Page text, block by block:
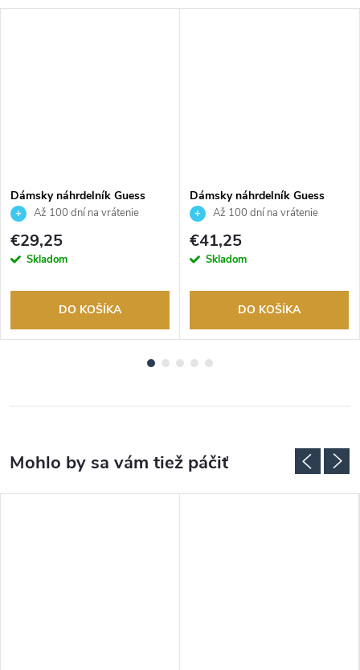
Dámsky náhrdelník Guess
JUBN06150JWYGT
Až 100 dní na vrátenie
tovaru. Autorizovaný predajca.
€29,25
Skladom
DO KOŠÍKA
Dámsky náhrdelník Guess
JUBN06013JWYGT
Až 100 dní na vrátenie
tovaru. Autorizovaný predajca.
€41,25
Skladom
DO KOŠÍKA